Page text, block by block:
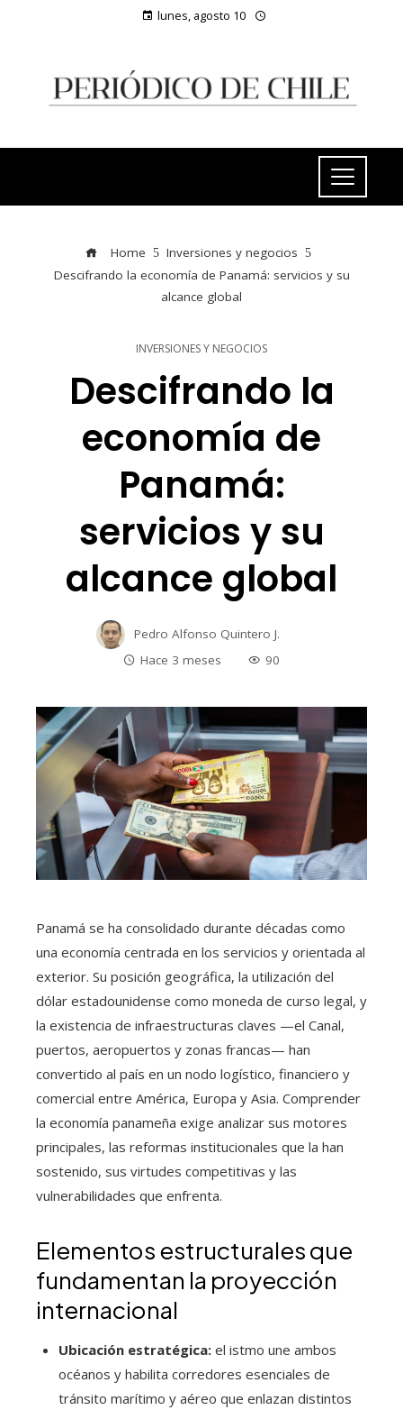
lunes, agosto 10
Home
Inversiones y negocios
Descifrando la economía de Panamá: servicios y su
alcance global
INVERSIONES Y NEGOCIOS
Descifrando la
economía de
Panamá:
servicios y su
alcance global
Pedro Alfonso Quintero J.
Hace 3 meses
90
Panamá se ha consolidado durante décadas como
una economía centrada en los servicios y orientada al
exterior. Su posición geográfica, la utilización del
dólar estadounidense como moneda de curso legal, y
la existencia de infraestructuras claves —el Canal,
puertos, aeropuertos y zonas francas— han
convertido al país en un nodo logístico, financiero y
comercial entre América, Europa y Asia. Comprender
la economía panameña exige analizar sus motores
principales, las reformas institucionales que la han
sostenido, sus virtudes competitivas y las
vulnerabilidades que enfrenta.
Elementos estructurales que
fundamentan la proyección
internacional
Ubicación estratégica: el istmo une ambos
océanos y habilita corredores esenciales de
tránsito marítimo y aéreo que enlazan distintos